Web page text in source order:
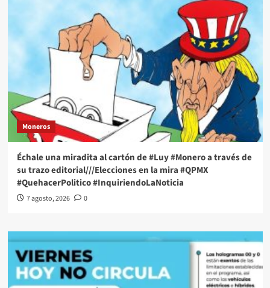
Moneros
Échale una miradita al cartón de #Luy #Monero a través de
su trazo editorial///Elecciones en la mira #QPMX
#QuehacerPolitico #InquiriendoLaNoticia
7 agosto, 2026 0